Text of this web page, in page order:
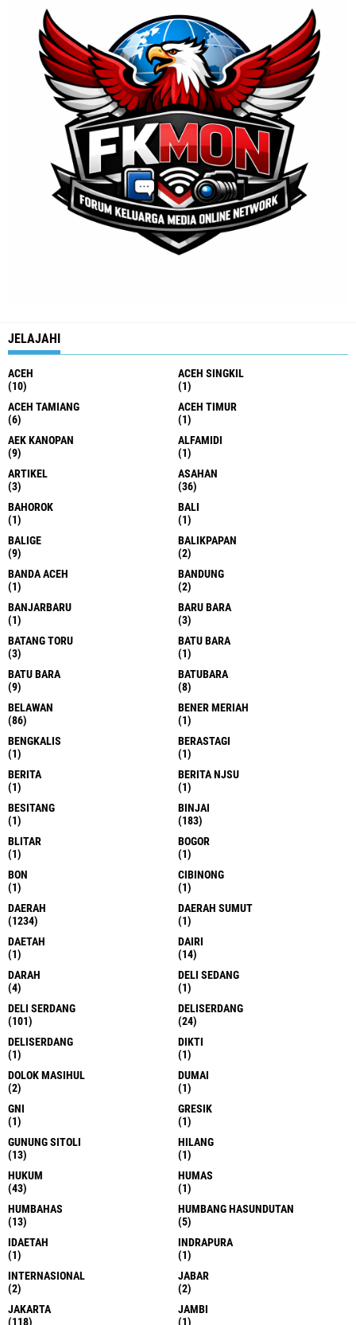
JELAJAHI
ACEH
(10)
ACEH SINGKIL
(1)
ACEH TAMIANG
(6)
ACEH TIMUR
(1)
AEK KANOPAN
(9)
ALFAMIDI
(1)
ARTIKEL
(3)
ASAHAN
(36)
BAHOROK
(1)
BALI
(1)
BALIGE
(9)
BALIKPAPAN
(2)
BANDA ACEH
(1)
BANDUNG
(2)
BANJARBARU
(1)
BARU BARA
(3)
BATANG TORU
(3)
BATU BARA
(1)
BATU BARA
(9)
BATUBARA
(8)
BELAWAN
(86)
BENER MERIAH
(1)
BENGKALIS
(1)
BERASTAGI
(1)
BERITA
(1)
BERITA NJSU
(1)
BESITANG
(1)
BINJAI
(183)
BLITAR
(1)
BOGOR
(1)
BON
(1)
CIBINONG
(1)
DAERAH
(1234)
DAERAH SUMUT
(1)
DAETAH
(1)
DAIRI
(14)
DARAH
(4)
DELI SEDANG
(1)
DELI SERDANG
(101)
DELISERDANG
(24)
DELISERDANG
(1)
DIKTI
(1)
DOLOK MASIHUL
(2)
DUMAI
(1)
GNI
(1)
GRESIK
(1)
GUNUNG SITOLI
(13)
HILANG
(1)
HUKUM
(43)
HUMAS
(1)
HUMBAHAS
(13)
HUMBANG HASUNDUTAN
(5)
IDAETAH
(1)
INDRAPURA
(1)
INTERNASIONAL
(2)
JABAR
(2)
JAKARTA
(118)
JAMBI
(1)